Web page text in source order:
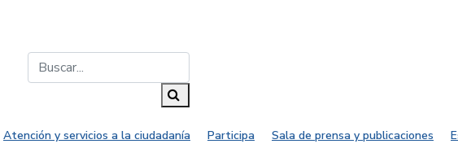
Atención y servicios a la ciudadanía Participa Sala de prensa y publicaciones